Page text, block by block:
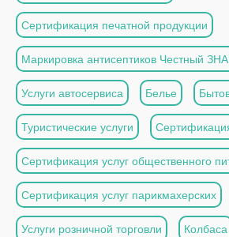
Сертификация печатной продукции
Маркировка антисептиков Честный
Услуги автосервиса Белье
Туристические услуги
Сертификация услуг общественного
Сертификация услуг парикмахерских
Услуги розничной торговли Колбаса